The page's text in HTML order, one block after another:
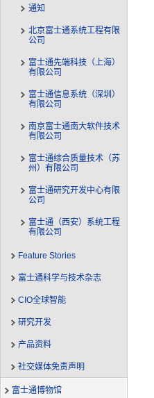
通知
北京富士通系统工程有限
公司
富士通先端科技（上海）
有限公司
富士通信息系统（深圳）
有限公司
南京富士通南大软件技术
有限公司
富士通综合质量技术（苏
州）有限公司
富士通研究开发中心有限
公司
富士通（西安）系统工程
有限公司
Feature Stories
富士通科学与技术杂志
CIO全球智能
研究开发
产品资料
社交媒体免责声明
富士通博物馆